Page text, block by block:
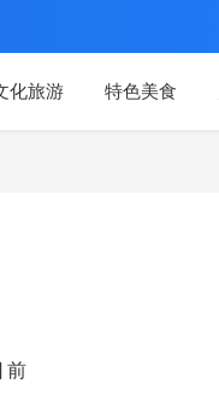
化旅游 特色美食
前